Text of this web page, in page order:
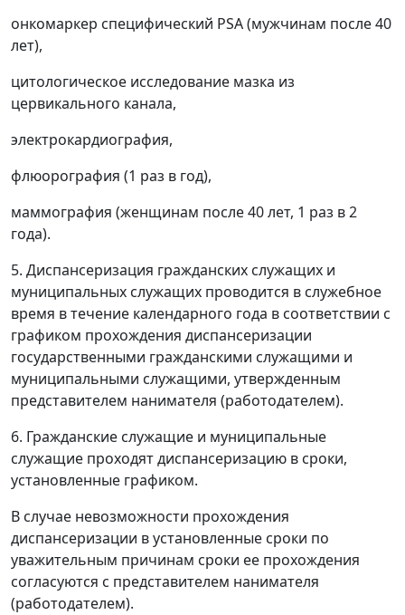
онкомаркер специфический PSA (мужчинам после 40
лет),
цитологическое исследование мазка из
цервикального канала,
электрокардиография,
флюорография (1 раз в год),
маммография (женщинам после 40 лет, 1 раз в 2
года).
5. Диспансеризация гражданских служащих и
муниципальных служащих проводится в служебное
время в течение календарного года в соответствии с
графиком прохождения диспансеризации
государственными гражданскими служащими и
муниципальными служащими, утвержденным
представителем нанимателя (работодателем).
6. Гражданские служащие и муниципальные
служащие проходят диспансеризацию в сроки,
установленные графиком.
В случае невозможности прохождения
диспансеризации в установленные сроки по
уважительным причинам сроки ее прохождения
согласуются с представителем нанимателя
(работодателем).